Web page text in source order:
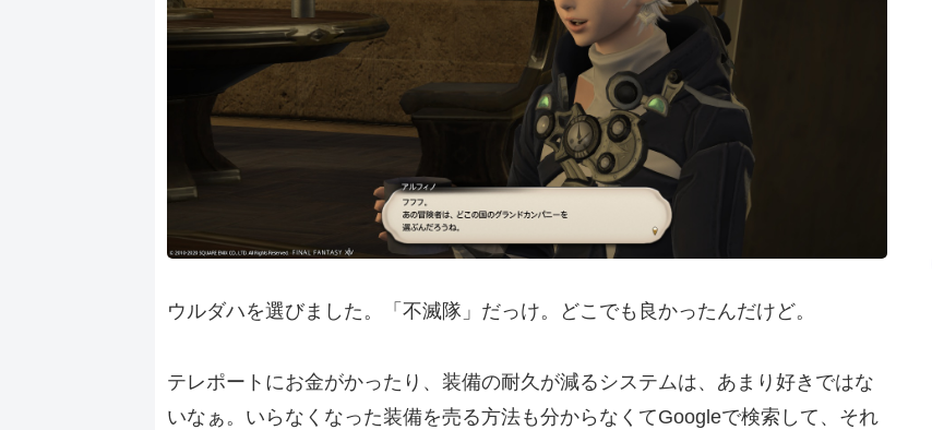
ウルダハを選びました。「不滅隊」だっけ。どこでも良かったんだけど。
テレポートにお金がかったり、装備の耐久が減るシステムは、あまり好きではな
いなぁ。いらなくなった装備を売る方法も分からなくてGoogleで検索して、それ